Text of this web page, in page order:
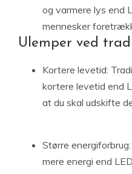
og varmere lys end
mennesker
Ulemper ved
Kortere levetid:
kortere levetid end
at du skal udskifte
Større
mere energi end